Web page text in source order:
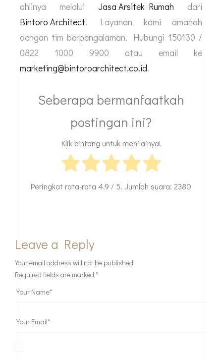
ahlinya melalui Jasa Arsitek Rumah dari
Bintoro Architect. Layanan kami amanah
dengan tim berpengalaman. Hubungi 150130 /
0822 1000 9900 atau email ke
marketing@bintoroarchitect.co.id.
Seberapa bermanfaatkah
postingan ini?
Klik bintang untuk menilainya!
Peringkat rata-rata 4.9 / 5. Jumlah suara: 2380
Leave a Reply
Your email address will not be published.
Required fields are marked *